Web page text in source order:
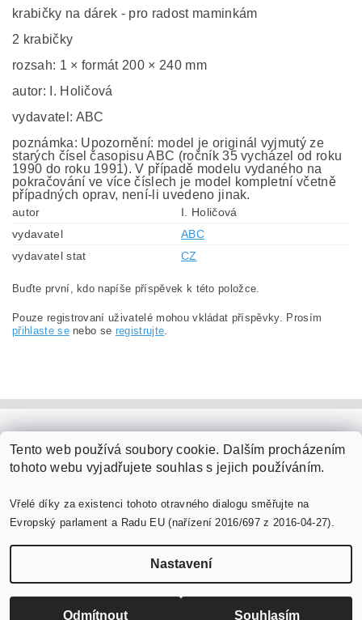
krabičky na dárek - pro radost maminkám
2 krabičky
rozsah: 1 × formát 200 × 240 mm
autor: I. Holičová
vydavatel: ABC
poznámka: Upozornění: model je originál vyjmutý ze
starých čísel časopisu ABC (ročník 35 vycházel od roku
1990 do roku 1991). V případě modelu vydaného na
pokračování ve více číslech je model kompletní včetně
případných oprav, není-li uvedeno jinak.
autor
I. Holičová
vydavatel
ABC
vydavatel stat
CZ
Buďte první, kdo napíše příspěvek k této položce.
Pouze registrovaní uživatelé mohou vkládat příspěvky. Prosím
přihlaste senebo se registrujte.
Vytvořil Shoptet
Tento web používá soubory cookie. Dalším procházením
tohoto webu vyjadřujete souhlas s jejich používáním.
Vřelé díky za existenci tohoto otravného dialogu směřujte na
Evropský parlament a Radu EU (nařízení 2016/697 z 2016-04-27).
Nastavení
Odmítnout Souhlasím